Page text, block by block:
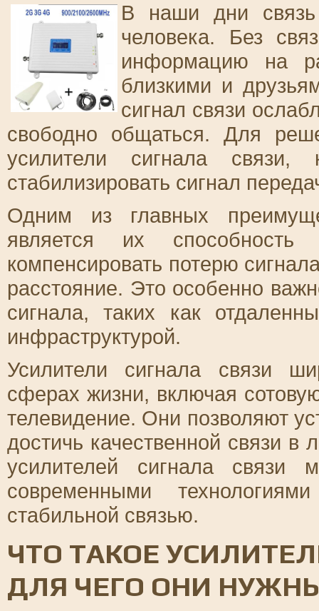
В наши дни
человека. Без
информацию на
близкими и
сигнал связи
свободно общаться. Для
усилители сигнала
стабилизировать сигнал
Одним из главных
является их
компенсировать потерю
расстояние. Это особенно
сигнала, таких как
инфраструктурой.
Усилители сигнала связи
сферах жизни, включая
телевидение. Они позволяют
достичь качественной связи
усилителей сигнала
современными
стабильной связью.
ЧТО ТАКОЕ
ДЛЯ ЧЕГО ОНИ